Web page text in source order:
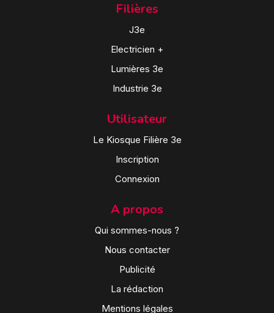
Filières
J3e
Electricien +
Lumières 3e
Industrie 3e
Utilisateur
Le Kiosque Filière 3e
Inscription
Connexion
A propos
Qui sommes-nous ?
Nous contacter
Publicité
La rédaction
Mentions légales